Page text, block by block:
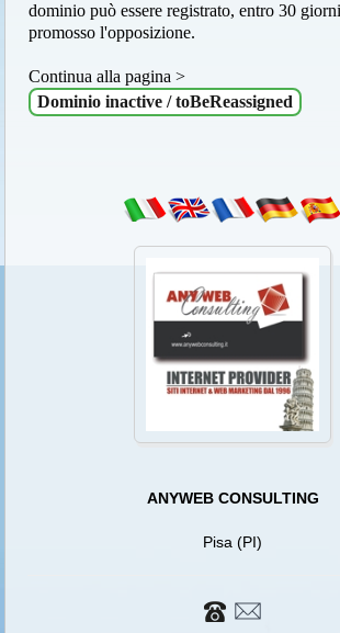
dominio può essere registrato, entro 30
promosso l'opposizione.
Continua alla pagina >
Dominio inactive / toBeReassigned
ANYWEB CONSULTING
Pisa (PI)